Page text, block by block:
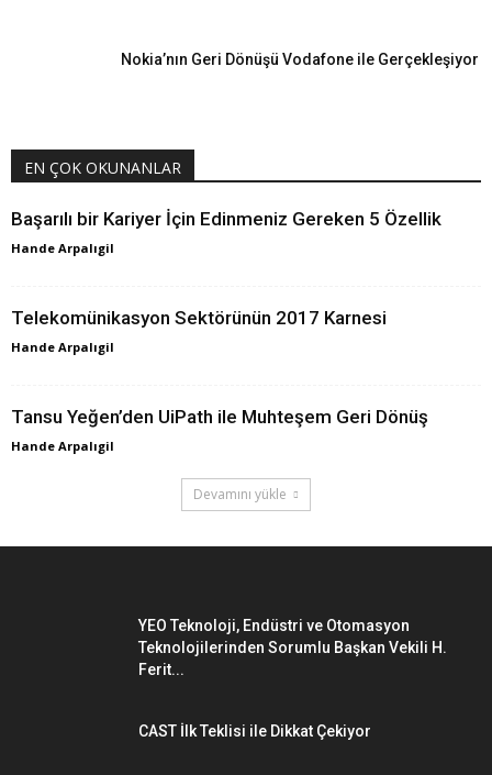
Nokia’nın Geri Dönüşü Vodafone ile Gerçekleşiyor
EN ÇOK OKUNANLAR
Başarılı bir Kariyer İçin Edinmeniz Gereken 5 Özellik
Hande Arpalıgil
Telekomünikasyon Sektörünün 2017 Karnesi
Hande Arpalıgil
Tansu Yeğen’den UiPath ile Muhteşem Geri Dönüş
Hande Arpalıgil
Devamını yükle
YEO Teknoloji, Endüstri ve Otomasyon
Teknolojilerinden Sorumlu Başkan Vekili H.
Ferit...
CAST İlk Teklisi ile Dikkat Çekiyor